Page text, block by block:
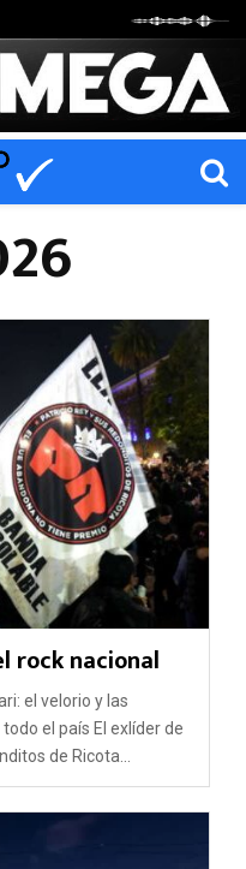
rock nacional
el velorio y las
el país El exlíder de
de Ricota...